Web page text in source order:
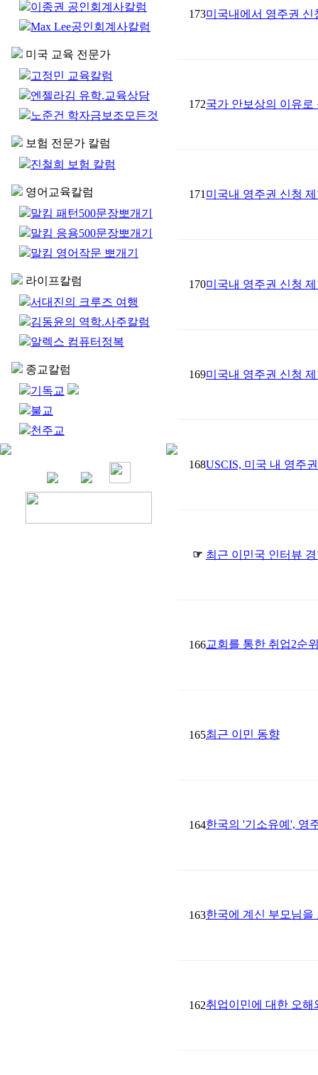
이종권 공인회계사칼럼
Max Lee공인회계사칼럼
미국 교육 전문가
고정민 교육칼럼
엔젤라김 유학.교육상담
노준건 학자금보조모든것
보험 전문가 칼럼
진철희 보험 칼럼
영어교육칼럼
말킴 패턴500문장뽀개기
말킴 응용500문장뽀개기
말킴 영어작문 뽀개기
라이프칼럼
서대진의 크루즈 여행
김동윤의 역학.사주칼럼
알렉스 컴퓨터정복
종교칼럼
기독교
불교
천주교
173미국내에서 영주권 신
172국가 안보상의 이유
171 미국내 영주권 신청
170미국내 영주권 신청
169미국내 영주권 신청
168USCIS, 미국 내 영주
☞ 최근 이민국 인터뷰
166교회를 통한 취업2순
165최근 이민 동향
164한국의 '기소유예', 영
163한국에 계신 부모님을
162취업이민에 대한 오해